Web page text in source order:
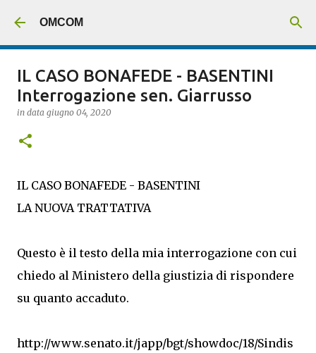
OMCOM
IL CASO BONAFEDE - BASENTINI
Interrogazione sen. Giarrusso
in data giugno 04, 2020
IL CASO BONAFEDE - BASENTINI
LA NUOVA TRATTATIVA
Questo è il testo della mia interrogazione con cui
chiedo al Ministero della giustizia di rispondere
su quanto accaduto.
http://www.senato.it/japp/bgt/showdoc/18/Sindis